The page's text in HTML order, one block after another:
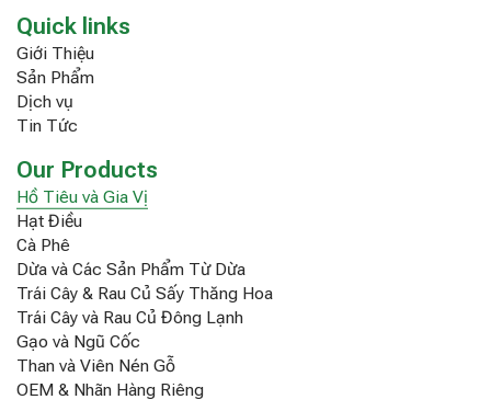
Quick links
Giới Thiệu
Sản Phẩm
Dịch vụ
Tin Tức
Our Products
Hồ Tiêu và Gia Vị
Hạt Điều
Cà Phê
Dừa và Các Sản Phẩm Từ Dừa
Trái Cây & Rau Củ Sấy Thăng Hoa
Trái Cây và Rau Củ Đông Lạnh
Gạo và Ngũ Cốc
Than và Viên Nén Gỗ
OEM & Nhãn Hàng Riêng